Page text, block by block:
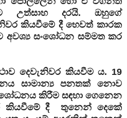
උත්සාහ දරයි. ඔහුගේ
කියවීමේ දී හෙවත් කාරක
අවශ්‍ය සංශෝධන සම්මත කර
දෙවැනිවර කියවීම ය. 19
සාමාන්‍ය පනතක් නොව
කිරීම සඳහා ගෙනෙන
කියවීමේ දී තුනෙන් දෙකේ